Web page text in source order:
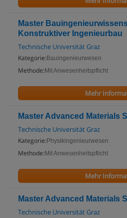
Master
Konstruktiver Ingenieurbau
Technische Universität Graz
Kategorie: Bauingenieurwesen
Methode: Mit Anwesenheitspflicht
Mehr
Master Advanced Materials
Technische Universität Graz
Kategorie: Physikingenieurwesen
Methode: Mit Anwesenheitspflicht
Mehr
Master Advanced Materials
Technische Universität Graz